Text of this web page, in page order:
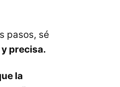
pasos, sé
precisa.
la